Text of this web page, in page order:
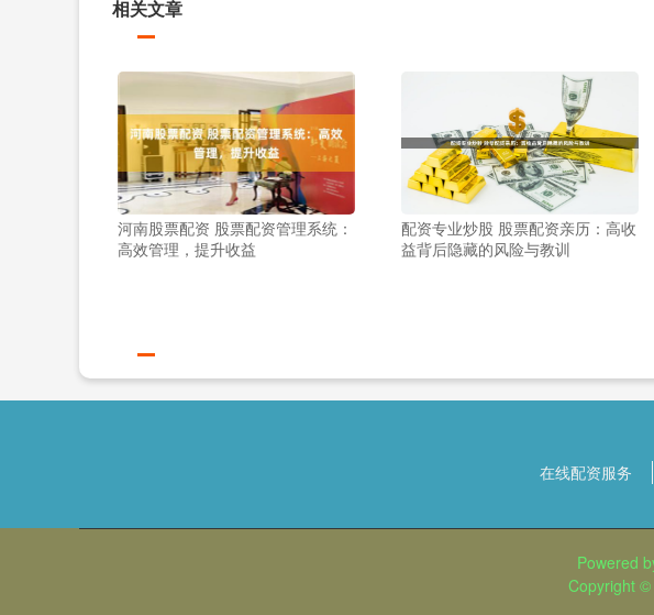
相关文章
河南股票配资 股票配资管理系统：
高效管理，提升收益
配资专业炒股 股票配资亲历：高收
益背后隐藏的风险与教训
在线配资服务
Powered
Copyright ©